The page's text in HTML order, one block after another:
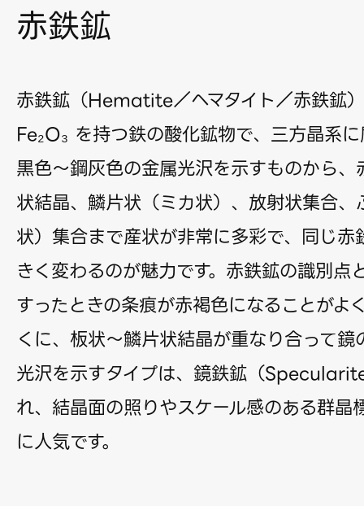
赤鉄鉱
赤鉄鉱（Hematite／ヘマタイト／赤鉄鉱
Fe₂O₃ を持つ鉄の酸化鉱物で、三方晶系
黒色〜鋼灰色の金属光沢を示すものから
状結晶、鱗片状（ミカ状）、放射状集合、
状）集合まで産状が非常に多彩で、同じ
きく変わるのが魅力です。赤鉄鉱の識別点
すったときの条痕が赤褐色になることがよ
くに、板状〜鱗片状結晶が重なり合って鏡
光沢を示すタイプは、鏡鉄鉱（
れ、結晶面の照りやスケール感のある群晶
に人気です。